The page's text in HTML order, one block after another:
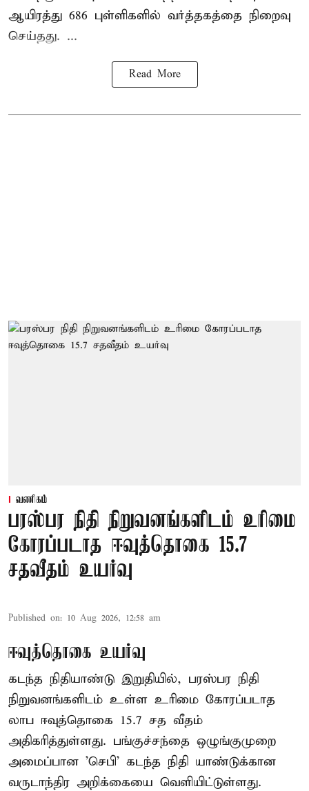
ஆயிரத்து 686 புள்ளிகளில் வர்த்தகத்தை நிறைவு
செய்தது. ...
Read More
வணிகம்
பரஸ்பர நிதி நிறுவனங்களிடம் உரிமை
கோரப்படாத ஈவுத்தொகை 15.7
சதவீதம் உயர்வு
Published on: 10 Aug 2026, 12:58 am
ஈவுத்தொகை உயர்வு
கடந்த நிதியாண்டு இறுதியில், பரஸ்பர நிதி
நிறுவனங்களிடம் உள்ள உரிமை கோரப்படாத
லாப ஈவுத்தொகை 15.7 சத வீதம்
அதிகரித்துள்ளது. பங்குச்சந்தை ஒழுங்குமுறை
அமைப்பான 'செபி' கடந்த நிதி யாண்டுக்கான
வருடாந்திர அறிக்கையை வெளியிட்டுள்ளது.